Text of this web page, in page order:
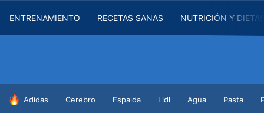
ENTRENAMIENTO RECETAS SANAS NUTRICIÓN Y
HOY SE HABLA DE
Adidas Cerebro Espalda Lidl Agua Pasta